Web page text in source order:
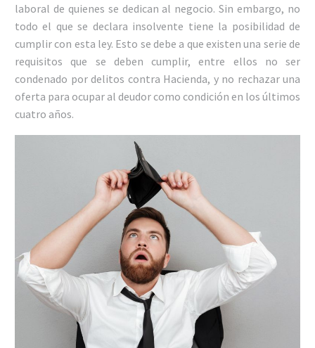
laboral de quienes se dedican al negocio. Sin embargo, no
todo el que se declara insolvente tiene la posibilidad de
cumplir con esta ley. Esto se debe a que existen una serie de
requisitos que se deben cumplir, entre ellos no ser
condenado por delitos contra Hacienda, y no rechazar una
oferta para ocupar al deudor como condición en los últimos
cuatro años.